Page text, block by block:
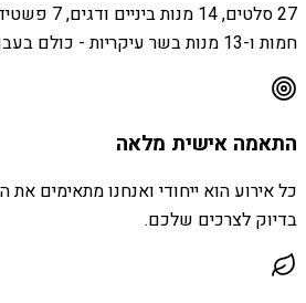
חמות ו-13 מנות בשר עיקריות - כולם בעבודת יד.
התאמה אישית מלאה
כל אירוע הוא ייחודי ואנחנו מתאימים את
בדיוק לצרכים שלכם.